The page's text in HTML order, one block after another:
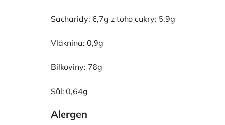
Sacharidy: 6,7g z toho cukry: 5,9g
Vláknina: 0,9g
Bílkoviny: 78g
Sůl: 0,64g
Alergen